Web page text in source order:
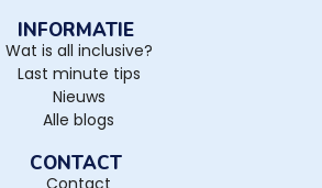
INFORMATIE
Wat is all inclusive?
Last minute tips
Nieuws
Alle blogs
CONTACT